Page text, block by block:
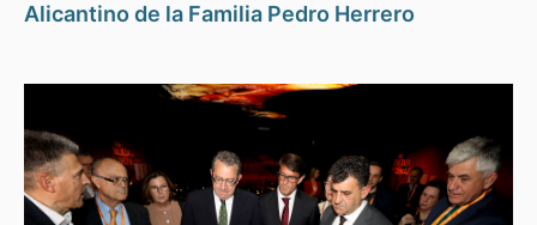
Alicantino de la Familia Pedro Herrero